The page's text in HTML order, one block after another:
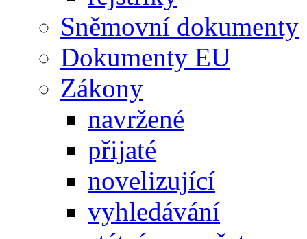
Sněmovní dokumenty
Dokumenty EU
Zákony
navržené
přijaté
novelizující
vyhledávání